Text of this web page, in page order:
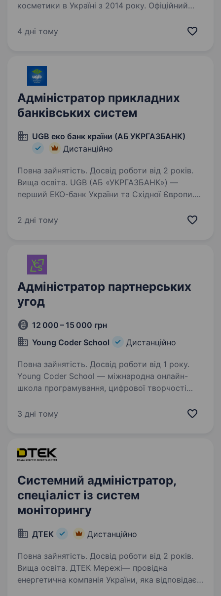
косметики в Україні з 2014 року. Офіційний
світових брендів: Dr.Ceuracle, Needly, Benton,
4 дні тому
Адміністратор прикладних
банківських систем
UGB еко банк країни (АБ УКРГАЗБАНК)
Дистанційно
Повна зайнятість. Досвід роботи від 2 років.
Вища освіта. UGB (АБ «УКРГАЗБАНК») —
перший ЕКО-банк України та Східної Європи.
і є системно важливим банком, що входить до
2 дні тому
Адміністратор партнерських
угод
12 000 – 15 000 грн
Young Coder School
Дистанційно
Повна зайнятість. Досвід роботи від 1 року.
Young Coder School — міжнародна онлайн-
школа програмування, цифрової творчості
Ми працюємо з учнями з України, Європи,
3 дні тому
Системний адміністратор,
спеціаліст із систем
моніторингу
ДТЕК Дистанційно
Повна зайнятість. Досвід роботи від 2 років.
Вища освіта. ДТЕК Мережі— провідна
енергетична компанія України, яка відповідає